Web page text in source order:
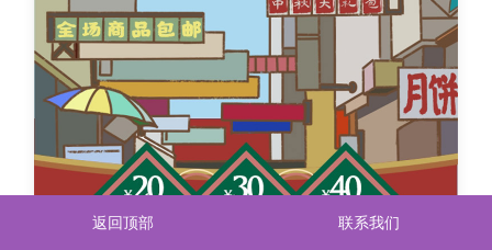
返回顶部 联系我们